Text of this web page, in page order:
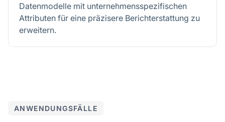
Datenmodelle mit unternehmensspezifischen
Attributen für eine präzisere Berichterstattung zu
erweitern.
ANWENDUNGSFÄLLE